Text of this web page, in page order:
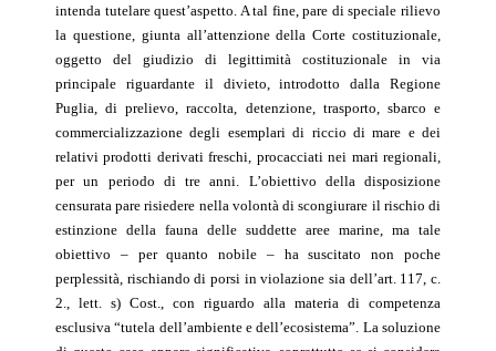
intenda tutelare quest’aspetto. A tal fine, pare di speciale rilievo
la questione, giunta all’attenzione della Corte costituzionale,
oggetto del giudizio di legittimità costituzionale in via
principale riguardante il divieto, introdotto dalla Regione
Puglia, di prelievo, raccolta, detenzione, trasporto, sbarco e
commercializzazione degli esemplari di riccio di mare e dei
relativi prodotti derivati freschi, procacciati nei mari regionali,
per un periodo di tre anni. L’obiettivo della disposizione
censurata pare risiedere nella volontà di scongiurare il rischio di
estinzione della fauna delle suddette aree marine, ma tale
obiettivo – per quanto nobile – ha suscitato non poche
perplessità, rischiando di porsi in violazione sia dell’art. 117, c.
2., lett. s) Cost., con riguardo alla materia di competenza
esclusiva “tutela dell’ambiente e dell’ecosistema”. La soluzione